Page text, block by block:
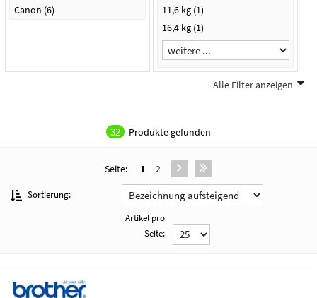
Canon (6)
11,6 kg (1)
16,4 kg (1)
light cement
Alle Filter anzeigen
32 Produkte gefunden
Seite: 1 2
Sortierung:
Artikel pro
Seite: